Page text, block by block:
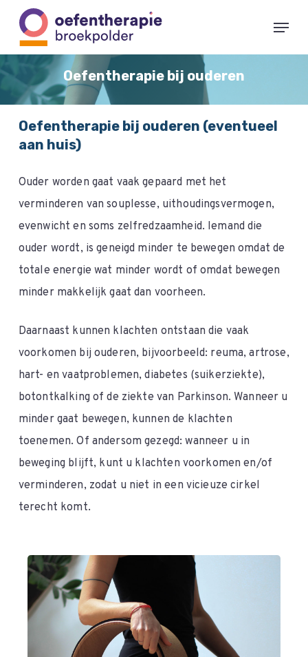
main
content
Menu
Oefentherapie bij ouderen
Oefentherapie bij ouderen (eventueel
aan huis)
Ouder worden gaat vaak gepaard met het
verminderen van souplesse, uithoudingsvermogen,
evenwicht en soms zelfredzaamheid. Iemand die
ouder wordt, is geneigd minder te bewegen omdat de
totale energie wat minder wordt of omdat bewegen
minder makkelijk gaat dan voorheen.
Daarnaast kunnen klachten ontstaan die vaak
voorkomen bij ouderen, bijvoorbeeld: reuma, artrose,
hart- en vaatproblemen, diabetes (suikerziekte),
botontkalking of de ziekte van Parkinson. Wanneer u
minder gaat bewegen, kunnen de klachten
toenemen. Of andersom gezegd: wanneer u in
beweging blijft, kunt u klachten voorkomen en/of
verminderen, zodat u niet in een vicieuze cirkel
terecht komt.